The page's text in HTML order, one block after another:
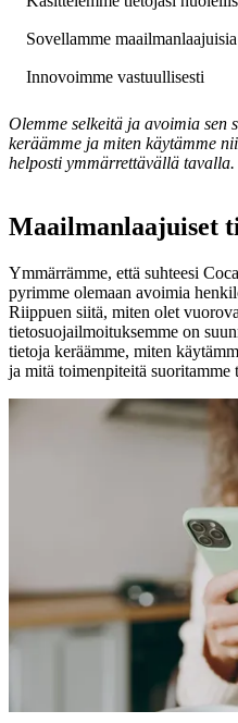
Sovellamme
Innovoimme vastuullisesti
Olemme selkeitä ja avoimia sen
keräämme ja miten käytämme
helposti ymmärrettävällä tavalla.
Maailmanlaajuiset
Ymmärrämme, että suhteesi
pyrimme olemaan avoimia
Riippuen siitä, miten olet
tietosuojailmoituksemme on
tietoja keräämme, miten
ja mitä toimenpiteitä suoritamme